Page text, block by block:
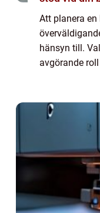
Att planera
hänsyn till.
avgörande